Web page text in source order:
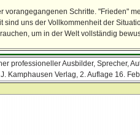
vorangegangenen Schritte. "Frieden"
sind uns der Vollkommenheit der
um in der Welt vollständig
professioneller Ausbilder, Sprecher,
, J. Kamphausen Verlag, 2. Auflage 16.